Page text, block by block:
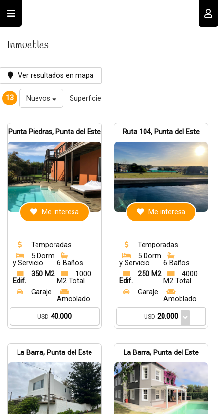
Recordar datos
INGRESAR
Olvidé mi clave Registro
Inmuebles
Ver resultados en mapa
13 Nuevos Superficie
Punta Piedras, Punta del Este
Me interesa
Temporadas
5 Dorm.
y Servicio
6 Baños
350 M2
Edif.
1000
M2 Total
Garaje
Amoblado
USD 40.000
Ruta 104, Punta del Este
Me interesa
Temporadas
5 Dorm.
y Servicio
6 Baños
250 M2
Edif.
4000
M2 Total
Garaje
Amoblado
USD 20.000
La Barra, Punta del Este La Barra, Punta del Este